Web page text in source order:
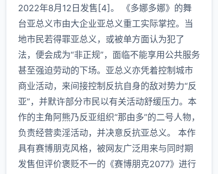
2022年8月12日发售[4]。 《多娜多娜》的舞
台亚总义市由大企业亚总义重工实际掌控。当
地市民若得罪亚总义，或被单方面认为犯了
法，便会成为“非正规”，面临不能享用公共服务
甚至强迫劳动的下场。亚总义亦凭着控制城市
商业活动，来间接控制反抗自身的敌对势力“反
亚”，并默许部分市民以有关活动舒缓压力。本
作的主角阿熊乃反亚组织“那由多”的二号人物，
负责经营卖淫活动，并决意反抗亚总义。 本作
具有赛博朋克风格，被网友广泛用来与同时期
发售但评价褒贬不一的《赛博朋克2077》进行